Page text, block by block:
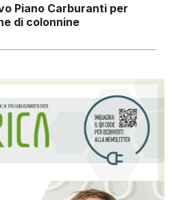
Piano Carburanti per
di colonnine